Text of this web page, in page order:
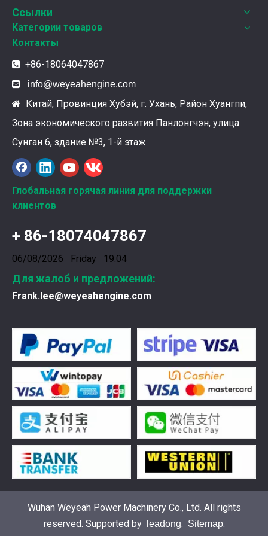
Подшипники шатунных коленчатых валов Weyeah
Введена в эксплуатацию установка нового поколения на базе Jenbacher J624
Генераторная установка на природном газе,
Ссылки
Категории товаров
Контакты
 +86-18064047867
 info@weyeahengine.com
 Китай, Провинция Хубэй, г. Ухань, Район Хуангпи,
Зона экономического развития Панлонгчэн, улица
Сунган 6, здание №3, 1-й этаж.
Глобальная горячая линия для поддержки
клиентов
+ 86-18074047867
06/08/2026 Friday 19:04
Для жалоб и предложений:
Frank.lee@weyeahengine.com
Wuhan Weyeah Power Machinery Co., Ltd. All rights
reserved. Supported by
leadong Sitemap.